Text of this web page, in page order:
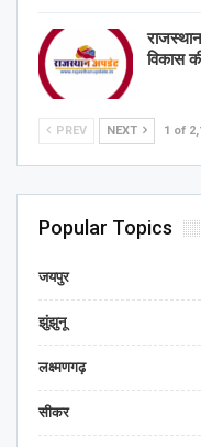
विकास
PREV NEXT 1 of
Popular Topics
जयपुर
झुंझुनू
लक्ष्मणगढ़
सीकर